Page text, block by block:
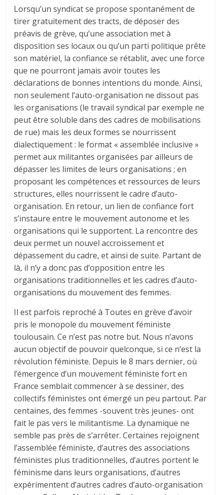
Lorsqu’un syndicat se propose spontanément de
tirer gratuitement des tracts, de déposer des
préavis de grève, qu’une association met à
disposition ses locaux ou qu’un parti politique prête
son matériel, la confiance se rétablit, avec une force
que ne pourront jamais avoir toutes les
déclarations de bonnes intentions du monde. Ainsi,
non seulement l’auto-organisation ne dissout pas
les organisations (le travail syndical par exemple ne
peut être soluble dans des cadres de mobilisations
de rue) mais les deux formes se nourrissent
dialectiquement : le format « assemblée inclusive »
permet aux militantes organisées par ailleurs de
dépasser les limites de leurs organisations ; en
proposant les compétences et ressources de leurs
structures, elles nourrissent le cadre d’auto-
organisation. En retour, un lien de confiance fort
s’instaure entre le mouvement autonome et les
organisations qui le supportent. La rencontre des
deux permet un nouvel accroissement et
dépassement du cadre, et ainsi de suite. Partant de
là, il n’y a donc pas d’opposition entre les
organisations traditionnelles et les cadres d’auto-
organisations du mouvement des femmes.
Il est parfois reproché à Toutes en grève d’avoir
pris le monopole du mouvement féministe
toulousain. Ce n’est pas notre but. Nous n’avons
aucun objectif de pouvoir quelconque, si ce n’est la
révolution féministe. Depuis le 8 mars dernier, où
l’émergence d’un mouvement féministe fort en
France semblait commencer à se dessiner, des
collectifs féministes ont émergé un peu partout. Par
centaines, des femmes -souvent très jeunes- ont
fait le pas vers le militantisme. La dynamique ne
semble pas près de s’arrêter. Certaines rejoignent
l’assemblée féministe, d’autres des associations
féministes plus traditionnelles, d’autres portent le
féminisme dans leurs organisations, d’autres
expérimentent d’autres cadres d’auto-organisation